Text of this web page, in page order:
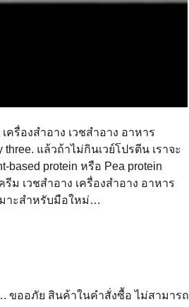
ครื่องสำอาง เวชสำอาง อาหาร
แล้วถ้าไม่กินเวย์โปรตีน เราจะ
protein หรือ Pea protein
เวชสำอาง เครื่องสำอาง อาหาร
มาะสำหรับมือใหม่…
ขออภัย สินค้าในคำสั่งซื้อ ไม่สามารถ